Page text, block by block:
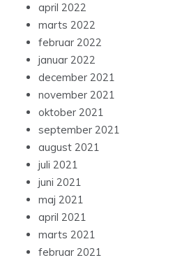
april 2022
marts 2022
februar 2022
januar 2022
december 2021
november 2021
oktober 2021
september 2021
august 2021
juli 2021
juni 2021
maj 2021
april 2021
marts 2021
februar 2021